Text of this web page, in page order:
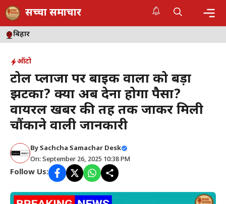
Skip
to
content
सच्चा समाचार
बिहार
ऑटो
टोल प्लाजा पर बाइक वालों को बड़ा
झटका? क्या अब देना होगा पैसा?
वायरल खबर की तह तक जाकर मिली
चौंकाने वाली जानकारी
BySachcha Samachar Desk
On: September 26, 2025 10:38 PM
Follow Us: